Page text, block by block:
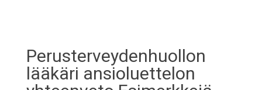
Perusterveydenhuollon
lääkäri ansioluettelon